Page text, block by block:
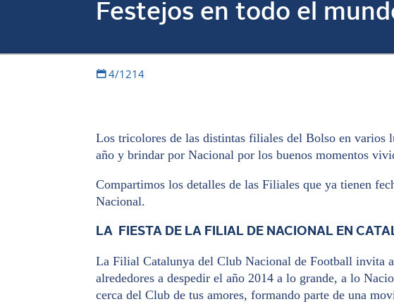
Festejos en todo el
4/1214
Los tricolores de las distintas filiales del Bolso en varios
año y brindar por Nacional por los buenos momentos
Compartimos los detalles de las Filiales que ya tienen
Nacional.
LA FIESTA DE LA FILIAL DE NACIONAL EN
La Filial Catalunya del Club Nacional de Football invita
alrededores a despedir el año 2014 a lo grande, a lo
cerca del Club de tus amores, formando parte de una